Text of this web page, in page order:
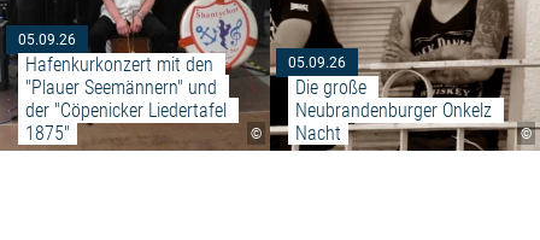
©
05.09.26
Hafenkurkonzert mit den
"Plauer Seemännern" und
der "Cöpenicker Liedertafel
1875"
©
05.09.26
Die große
Neubrandenburger Onkelz
Nacht